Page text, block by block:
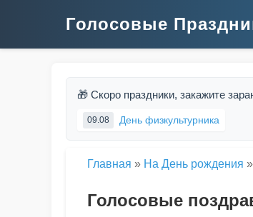
Голосовые
🎁 Скоро праздники, закажите
09.08 День физкультурника
Главная » На День рождения »
Голосовые